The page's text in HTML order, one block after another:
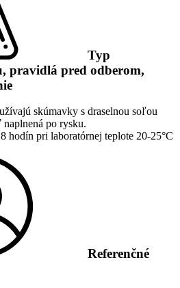
Typ
pravidlá pred odberom,
skúmavky s draselnou soľou
po rysku.
hodín pri laboratórnej teplote 20-25°C
Referenčné